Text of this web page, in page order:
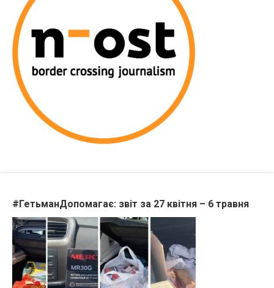
#ГетьманДопомагає: звіт за 27 квітня – 6 травня